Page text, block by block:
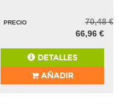
PRECIO
70,48 €
66,96 €
DETALLES
AÑADIR